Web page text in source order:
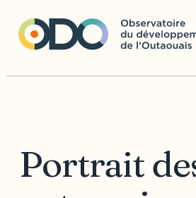
Portrait